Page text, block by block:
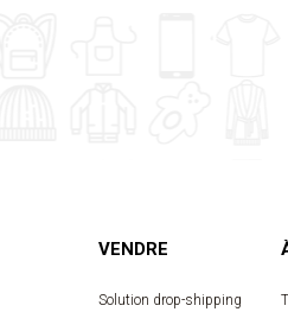
VENDRE
Solution drop-shipping